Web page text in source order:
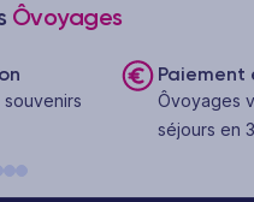
escapade dernière minute
reste le choix privilégié des
confortable, repas
sans vous soucier des
combiner détente
Ôvoyages
Paiement
Ôvoyages
séjours en